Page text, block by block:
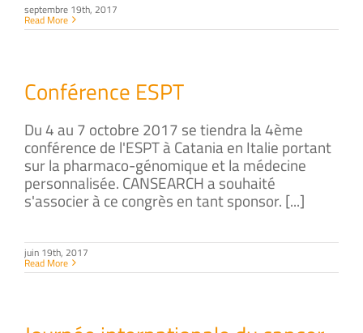
septembre 19th, 2017
Read More
Conférence ESPT
Du 4 au 7 octobre 2017 se tiendra la 4ème
conférence de l'ESPT à Catania en Italie portant
sur la pharmaco-génomique et la médecine
personnalisée. CANSEARCH a souhaité
s'associer à ce congrès en tant sponsor. [...]
juin 19th, 2017
Read More